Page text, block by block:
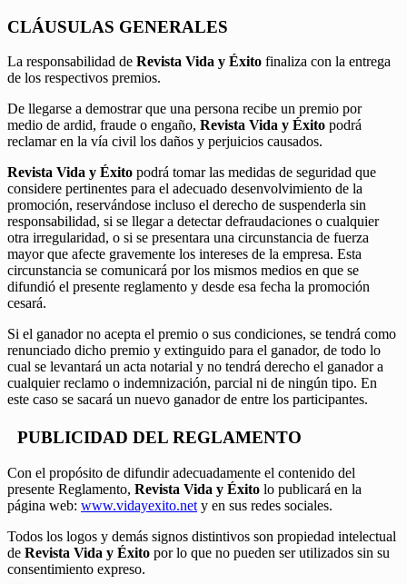
CLÁUSULAS GENERALES
La responsabilidad de Revista Vida y Éxito finaliza con la entrega
de los respectivos premios.
De llegarse a demostrar que una persona recibe un premio por
medio de ardid, fraude o engaño, Revista Vida y Éxito podrá
reclamar en la vía civil los daños y perjuicios causados.
Revista Vida y Éxito podrá tomar las medidas de seguridad que
considere pertinentes para el adecuado desenvolvimiento de la
promoción, reservándose incluso el derecho de suspenderla sin
responsabilidad, si se llegar a detectar defraudaciones o cualquier
otra irregularidad, o si se presentara una circunstancia de fuerza
mayor que afecte gravemente los intereses de la empresa. Esta
circunstancia se comunicará por los mismos medios en que se
difundió el presente reglamento y desde esa fecha la promoción
cesará.
Si el ganador no acepta el premio o sus condiciones, se tendrá como
renunciado dicho premio y extinguido para el ganador, de todo lo
cual se levantará un acta notarial y no tendrá derecho el ganador a
cualquier reclamo o indemnización, parcial ni de ningún tipo. En
este caso se sacará un nuevo ganador de entre los participantes.
PUBLICIDAD DEL REGLAMENTO
Con el propósito de difundir adecuadamente el contenido del
presente Reglamento, Revista Vida y Éxito lo publicará en la
página web: www.vidayexito.net y en sus redes sociales.
Todos los logos y demás signos distintivos son propiedad intelectual
de Revista Vida y Éxito por lo que no pueden ser utilizados sin su
consentimiento expreso.